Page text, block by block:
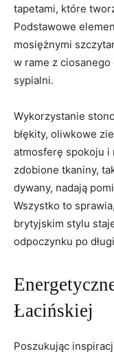
tapetami, które
Podstawowe
mosiężnymi
w rame z
sypialni.
Wykorzystanie
błękity, oliwkowe
atmosferę spokoju i
zdobione tkaniny,
⁣dywany, nadają
Wszystko to
brytyjskim stylu
odpoczynku po
Łacińskiej
Poszukując